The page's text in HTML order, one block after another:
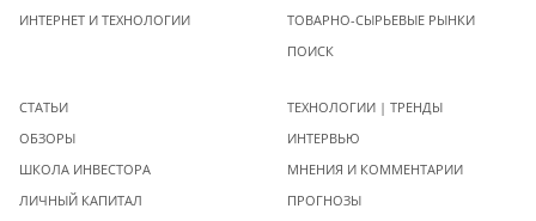
ИНТЕРНЕТ И ТЕХНОЛОГИИ
ТОВАРНО-СЫРЬЕВЫЕ РЫНКИ
ПОИСК
СТАТЬИ
ОБЗОРЫ
ШКОЛА ИНВЕСТОРА
ЛИЧНЫЙ КАПИТАЛ
ТЕХНОЛОГИИ | ТРЕНДЫ
ИНТЕРВЬЮ
МНЕНИЯ И КОММЕНТАРИИ
ПРОГНОЗЫ